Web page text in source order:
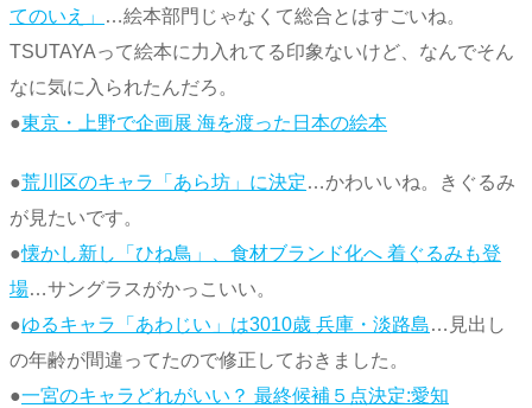
てのいえ」
…絵本部門じゃなくて総合とはすごいね。
TSUTAYAって絵本に力入れてる印象ないけど、なんでそん
なに気に入られたんだろ。
●東京・上野で企画展 海を渡った日本の絵本
●荒川区のキャラ「あら坊」に決定…かわいいね。きぐるみ
が見たいです。
●懐かし新し「ひね鳥」、食材ブランド化へ 着ぐるみも登
場…サングラスがかっこいい。
●ゆるキャラ「あわじい」は3010歳 兵庫・淡路島…見出し
の年齢が間違ってたので修正しておきました。
●一宮のキャラどれがいい？ 最終候補５点決定:愛知